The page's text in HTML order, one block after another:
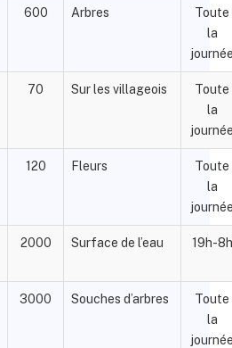
600 Arbres
Toute
la
70 Sur les villageois
Toute
la
120 Fleurs
Toute
la
2000 Surface de l’eau 19h-8h
3000 Souches d’arbres
Toute
la